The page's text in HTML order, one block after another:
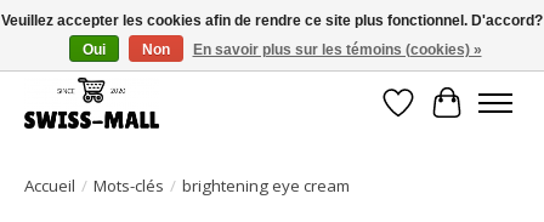
Livraison gratuite dès CHF 250 – livrée avec soin et fiabilité
Liste dePanier
Accueil / Mots-clés / brightening eye cream
Veuillez accepter les cookies afin de rendre ce site plus fonctionnel. D'accord?
Oui
Non En savoir plus sur les témoins (cookies) »